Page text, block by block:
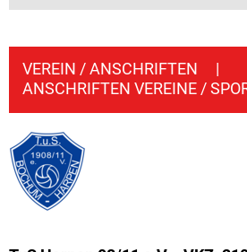
VEREIN / ANSCHRIFTEN
|